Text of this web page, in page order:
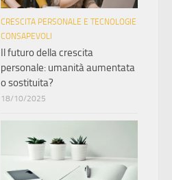
CRESCITA PERSONALE E TECNOLOGIE
CONSAPEVOLI
Il futuro della crescita
personale: umanità aumentata
o sostituita?
18/10/2025